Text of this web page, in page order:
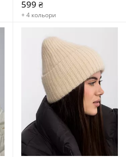
599 ₴
+ 4 кольори